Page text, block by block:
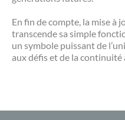
En fin de compte, la mise à
transcende sa simple
un symbole puissant de
aux défis et de la continuité